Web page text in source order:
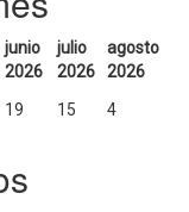
junio
2026
julio
2026
agosto
2026
19 15 4